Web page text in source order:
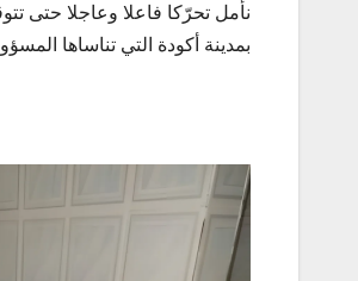
نأمل تحرّكا فاعلا وعاجلا حتى
بمدينة أكودة التي تناساها